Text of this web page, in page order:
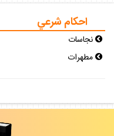
احكام شرعي
نجاسات